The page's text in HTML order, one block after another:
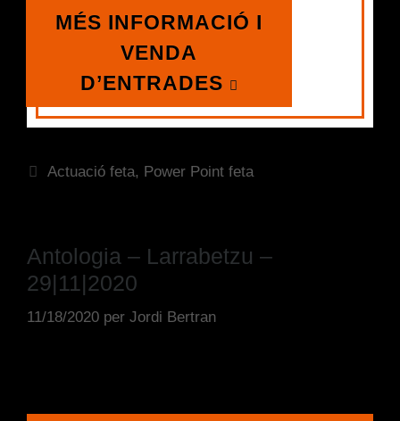
MÉS INFORMACIÓ I
VENDA
D’ENTRADES
Actuació feta, Power Point feta
Antologia – Larrabetzu –
29|11|2020
11/18/2020 per Jordi Bertran